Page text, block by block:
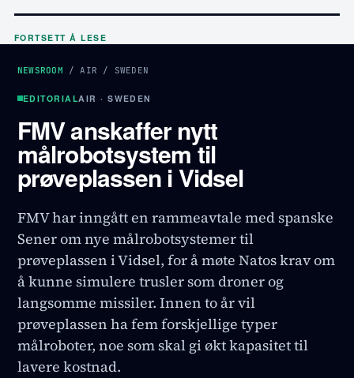
FORTSETT Å LESE
NEWSROOM /AIR / SWEDEN
EDITORIALAIR · SWEDEN
FMV anskaffer nytt
målrobotsystem til
prøveplassen i Vidsel
FMV har inngått en rammeavtale med spanske
Sener om nye målrobotsystemer til
prøveplassen i Vidsel, for å møte Natos krav om
å kunne simulere trusler som droner og
langsomme missiler. Innen to år vil
prøveplassen ha fem forskjellige typer
målroboter, noe som skal gi økt kapasitet til
lavere kostnad.